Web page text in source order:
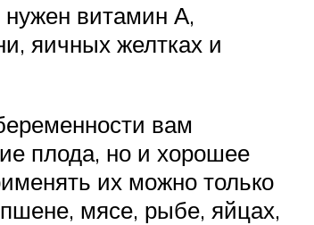
нужен витамин А,
яичных желтках и
вам
плода, но и хорошее
их можно только
мясе, рыбе, яйцах,